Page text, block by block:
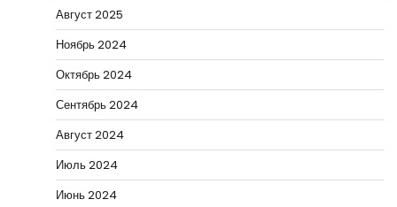
Август 2025
Ноябрь 2024
Октябрь 2024
Сентябрь 2024
Август 2024
Июль 2024
Июнь 2024